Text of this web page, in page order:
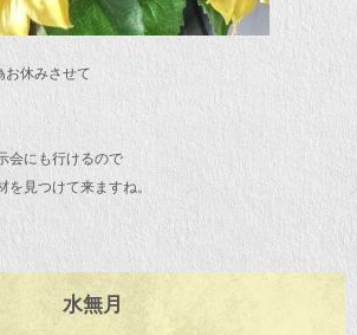
お休みさせて
会にも行けるので
見つけて来ますね。
水無月